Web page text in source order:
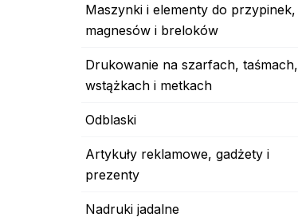
Maszynki i elementy do przypinek,
magnesów i breloków
Drukowanie na szarfach, taśmach,
wstążkach i metkach
Odblaski
Artykuły reklamowe, gadżety i
prezenty
Nadruki jadalne